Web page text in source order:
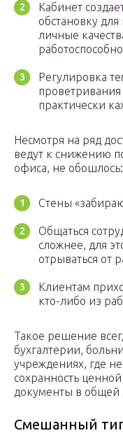
Кабинет
обстановку
личные
Регулировка
практически
Несмотря на ряд
ведут к снижению
офиса, не обошлось:
Стены
Общаться
сложнее, для
отрываться от
Клиентам
кто-либо из
Такое решение
бухгалтерии,
учреждениях, где
сохранность
документы в общей
Смешанный